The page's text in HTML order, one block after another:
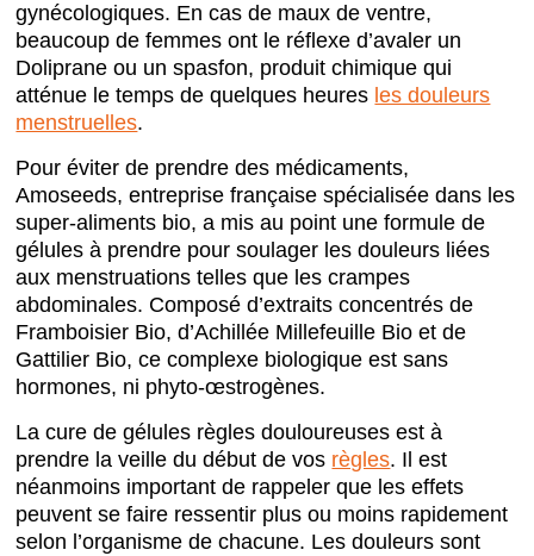
gynécologiques. En cas de maux de ventre,
beaucoup de femmes ont le réflexe d’avaler un
Doliprane ou un spasfon, produit chimique qui
atténue le temps de quelques heures les douleurs
menstruelles.
Pour éviter de prendre des médicaments,
Amoseeds, entreprise française spécialisée dans les
super-aliments bio, a mis au point une formule de
gélules à prendre pour soulager les douleurs liées
aux menstruations telles que les crampes
abdominales. Composé d’extraits concentrés de
Framboisier Bio, d’Achillée Millefeuille Bio et de
Gattilier Bio, ce complexe biologique est sans
hormones, ni phyto-œstrogènes.
La cure de gélules règles douloureuses est à
prendre la veille du début de vos règles. Il est
néanmoins important de rappeler que les effets
peuvent se faire ressentir plus ou moins rapidement
selon l’organisme de chacune. Les douleurs sont